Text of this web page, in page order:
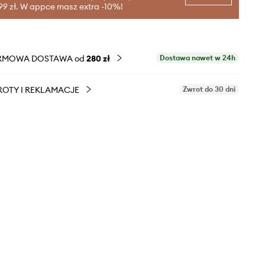
zł. W appce masz extra -10%!
DOSTAWA od 280 zł Dostawa nawet w 24h
I REKLAMACJE Zwrot do 30 dni